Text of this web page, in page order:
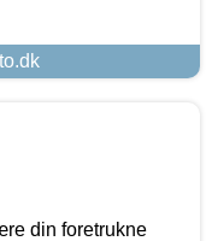
din foretrukne